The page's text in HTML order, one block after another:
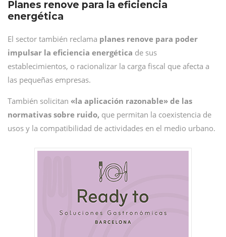
Planes renove para la eficiencia
energética
El sector también reclama planes renove para poder
impulsar la eficiencia energética de sus
establecimientos, o racionalizar la carga fiscal que afecta a
las pequeñas empresas.
También solicitan «la aplicación razonable» de las
normativas sobre ruido, que permitan la coexistencia de
usos y la compatibilidad de actividades en el medio urbano.